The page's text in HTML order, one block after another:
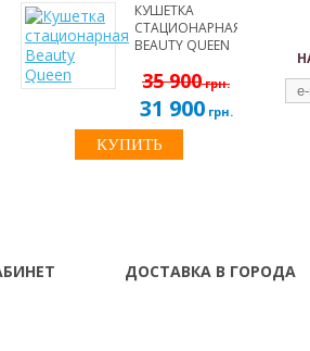
КУШЕТКА
СТАЦИОНАРНАЯ
BEAUTY QUEEN
35 900грн.
31 900грн.
ДОСТАВКА В ГОРОДА